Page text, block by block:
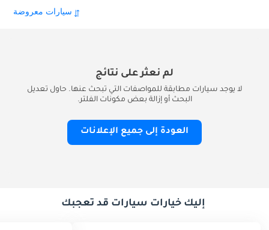
لم نعثر على نتائج
لا يوجد سيارات مطابقة للمواصفات التي تبحث عنها. حاول تعديل
البحث أو إزالة بعض مكونات الفلتر.
العودة إلى جميع الإعلانات
إليك خيارات سيارات قد تعجبك